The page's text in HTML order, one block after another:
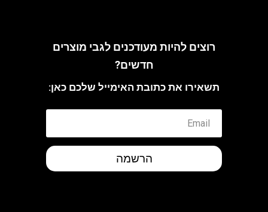
רוצים להיות מעודכנים לגבי מוצרים
חדשים?
תשאירו את כתובת האימייל שלכם כאן:
הרשמה